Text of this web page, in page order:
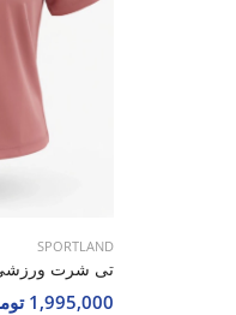
SPORTLAND
1,995,000 تومان